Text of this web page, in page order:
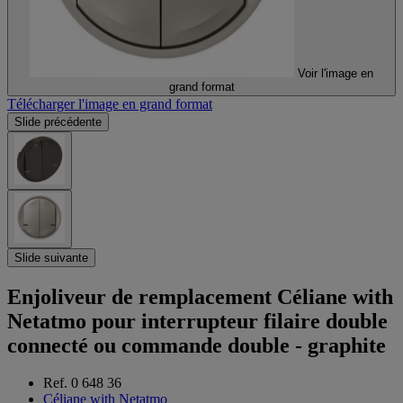
Voir l'image en
grand format
Télécharger l'image en grand format
Slide précédente
Slide suivante
Enjoliveur de remplacement Céliane with
Netatmo pour interrupteur filaire double
connecté ou commande double - graphite
Ref. 0 648 36
Céliane with Netatmo